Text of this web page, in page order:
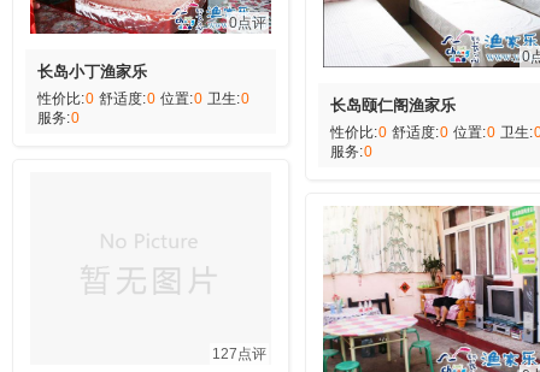
0点评
长岛小丁渔家乐
性价比:0 舒适度:0 位置:0 卫生:0
服务:0
127点评
0
长岛颐仁阁渔家乐
性价比:0 舒适度:0 位置:0 卫生:
服务:0